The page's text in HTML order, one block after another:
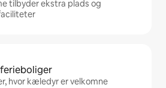
tilbyder ekstra plads og
hvor kæledyr er velkomne